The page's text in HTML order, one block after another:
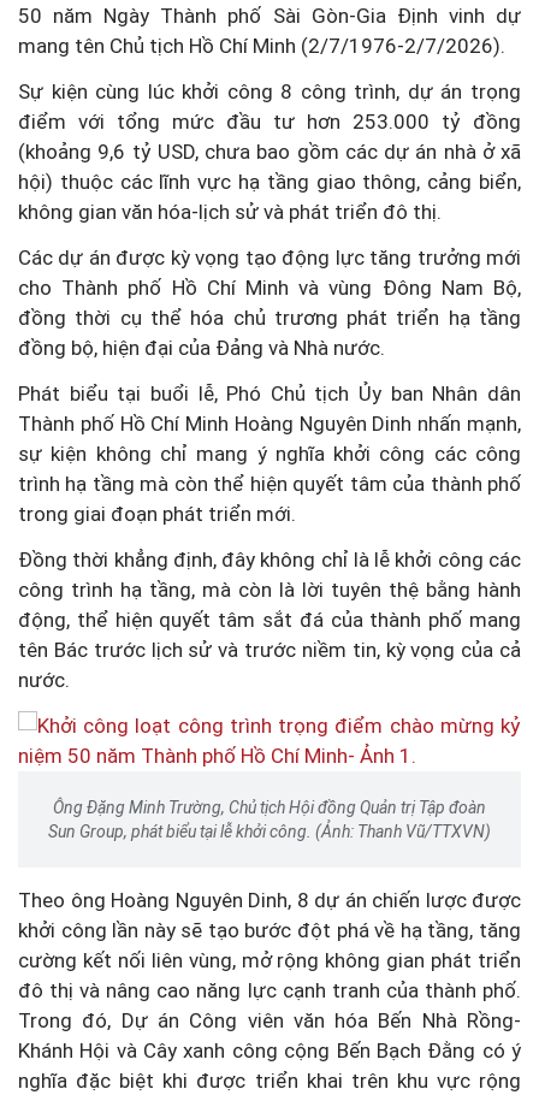
50 năm Ngày Thành phố Sài Gòn-Gia Định vinh dự
mang tên Chủ tịch Hồ Chí Minh (2/7/1976-2/7/2026).
Sự kiện cùng lúc khởi công 8 công trình, dự án trọng
điểm với tổng mức đầu tư hơn 253.000 tỷ đồng
(khoảng 9,6 tỷ USD, chưa bao gồm các dự án nhà ở xã
hội) thuộc các lĩnh vực hạ tầng giao thông, cảng biển,
không gian văn hóa-lịch sử và phát triển đô thị.
Các dự án được kỳ vọng tạo động lực tăng trưởng mới
cho Thành phố Hồ Chí Minh và vùng Đông Nam Bộ,
đồng thời cụ thể hóa chủ trương phát triển hạ tầng
đồng bộ, hiện đại của Đảng và Nhà nước.
Phát biểu tại buổi lễ, Phó Chủ tịch Ủy ban Nhân dân
Thành phố Hồ Chí Minh Hoàng Nguyên Dinh nhấn mạnh,
sự kiện không chỉ mang ý nghĩa khởi công các công
trình hạ tầng mà còn thể hiện quyết tâm của thành phố
trong giai đoạn phát triển mới.
Đồng thời khẳng định, đây không chỉ là lễ khởi công các
công trình hạ tầng, mà còn là lời tuyên thệ bằng hành
động, thể hiện quyết tâm sắt đá của thành phố mang
tên Bác trước lịch sử và trước niềm tin, kỳ vọng của cả
nước.
Ông Đặng Minh Trường, Chủ tịch Hội đồng Quản trị Tập đoàn
Sun Group, phát biểu tại lễ khởi công. (Ảnh: Thanh Vũ/TTXVN)
Theo ông Hoàng Nguyên Dinh, 8 dự án chiến lược được
khởi công lần này sẽ tạo bước đột phá về hạ tầng, tăng
cường kết nối liên vùng, mở rộng không gian phát triển
đô thị và nâng cao năng lực cạnh tranh của thành phố.
Trong đó, Dự án Công viên văn hóa Bến Nhà Rồng-
Khánh Hội và Cây xanh công cộng Bến Bạch Đằng có ý
nghĩa đặc biệt khi được triển khai trên khu vực rộng